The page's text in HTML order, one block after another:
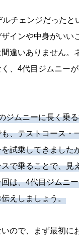
チェンジだったと
インや中身がいい
違いありません。
、4代目ジムニー
ジムニーに長く乗
、テストコース・
試乗してきました
で乗ることで、見
は、4代目ジムニ
えしましょう。
ので、まず最初に